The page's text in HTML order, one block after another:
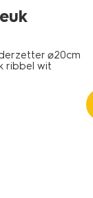
⌀20cm
ribbel wit